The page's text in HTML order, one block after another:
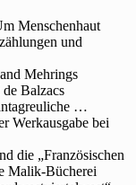
Menschenhaut
und
Mehrings
Balzacs
…
Werkausgabe bei
die „Französischen
Malik-Bücherei